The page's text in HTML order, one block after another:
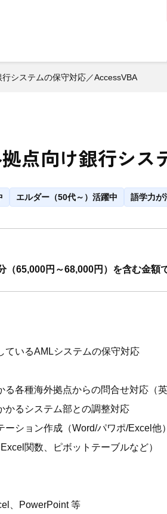
システムの保守対応／AccessVBA
点向け銀行シス
エルダー（50代～）活躍中 語学力が
65,000円～68,000円）を含む金額
ているAMLシステムの保守対応
る各種海外拠点からの問合せ対応（英
かるシステム部との調整対応
ーション作成（Word/パワポ/Excel他）
関数、ピボットテーブルなど）
、PowerPoint 等